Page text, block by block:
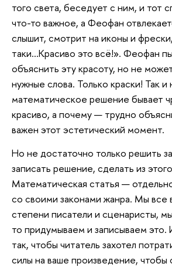
того света, беседует с ним, и тот
что-то важное, а Феофан
слышит, смотрит на иконы и
таки…Красиво это всё!». Феофан
объяснить эту красоту, но не
нужные слова. Только краски! Так
математическое решение бывает
красиво, а почему — трудно
важен этот эстетический момент.
Но не достаточно только решить
записать решение, сделать из
Математическая статья —
со своими законами жанра. Мы все
степени писатели и сценаристы,
то придумываем и записываем это.
так, чтобы читатель захотел
силы на ваше произведение, чтобы